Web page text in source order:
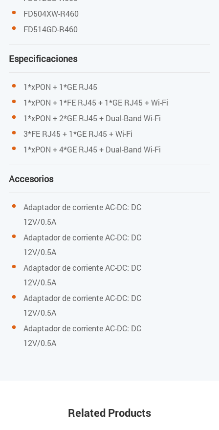
GPON: 0,5 ~ 5 dBm
IEEE 802.11a/n/ac (5G)
Velocidad máxima: 300M (2,4G)
Velocidad máxima: 867 Mbps (5G)
Potencia máx. de transmisión 2,4G: 17 dBm
Entorno
Temperatura de trabajo
Humedad de funcionamiento
10% ~ 90% (sin condensación)
FD504XW-R460
FD514GD-R460
Especificaciones
1*xPON + 1*GE RJ45
1*xPON + 1*FE RJ45 + 1*GE RJ45 + Wi-Fi
1*xPON + 2*GE RJ45 + Dual-Band Wi-Fi
3*FE RJ45 + 1*GE RJ45 + Wi-Fi
1*xPON + 4*GE RJ45 + Dual-Band Wi-Fi
Accesorios
Adaptador de corriente AC-DC: DC
12V/0.5A
Adaptador de corriente AC-DC: DC
12V/0.5A
Adaptador de corriente AC-DC: DC
12V/0.5A
Adaptador de corriente AC-DC: DC
12V/0.5A
Adaptador de corriente AC-DC: DC
12V/0.5A
Related Products